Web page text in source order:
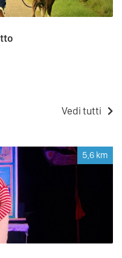
Vedi tutti
5,6 km